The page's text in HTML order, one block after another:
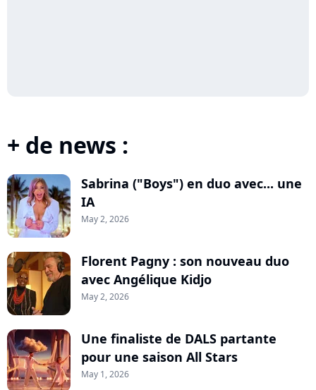
+ de news :
Sabrina ("Boys") en duo avec... une
IA
May 2, 2026
Florent Pagny : son nouveau duo
avec Angélique Kidjo
May 2, 2026
Une finaliste de DALS partante
pour une saison All Stars
May 1, 2026